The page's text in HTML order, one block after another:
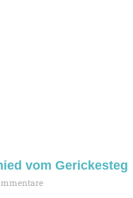
vom Gerickesteg